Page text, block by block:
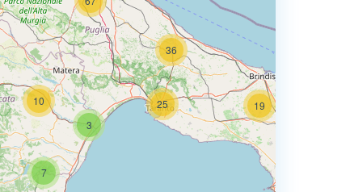
7
3
10 25 19
36